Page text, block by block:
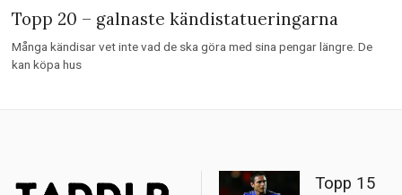
Topp 20 – galnaste kändistatueringarna
Många kändisar vet inte vad de ska göra med sina pengar längre. De
kan köpa hus
Topp 15